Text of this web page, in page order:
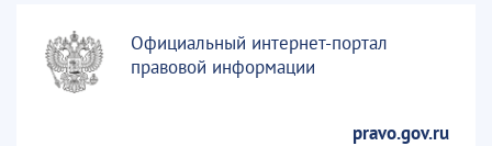
Официальный интернет-портал
правовой информации
pravo.gov.ru